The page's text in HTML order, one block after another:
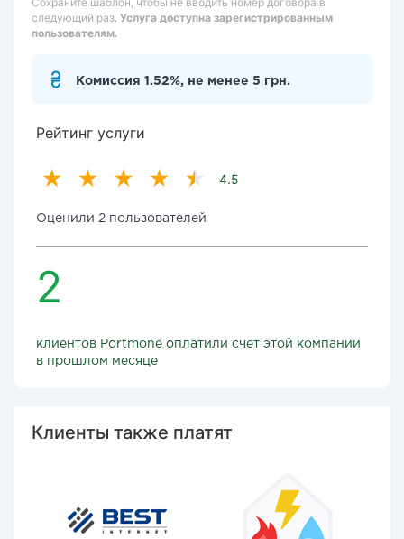
следующий раз. Услуга доступна зарегистрированным
пользователям.
Комиссия 1.52%, не менее 5 грн.
Рейтинг услуги
4.5
Оценили 2 пользователей
2
клиентов Portmone оплатили счет этой компании
в прошлом месяце
Клиенты также платят